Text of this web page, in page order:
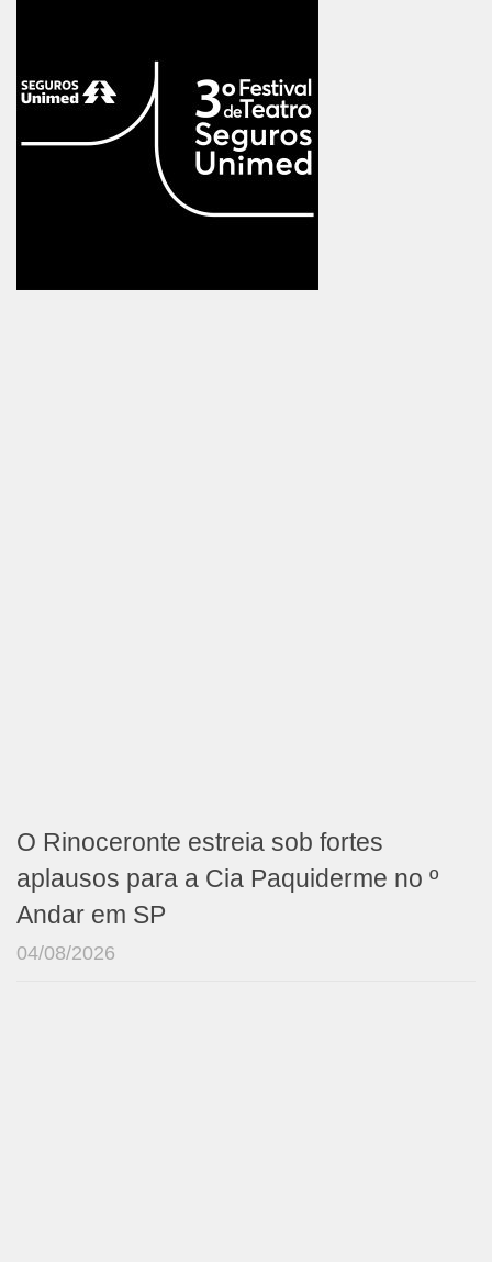
O Rinoceronte estreia sob fortes
aplausos para a Cia Paquiderme no º
Andar em SP
04/08/2026